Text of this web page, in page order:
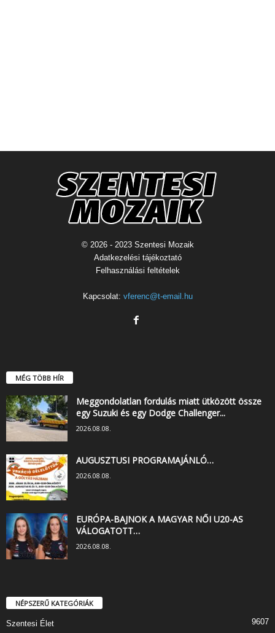
© 2026 - 2023 Szentesi Mozaik
Adatkezelési tájékoztató
Felhasználási feltételek
Kapcsolat: vferenc@t-email.hu
MÉG TÖBB HÍR
Meggondolatlan fordulás miatt ütközött össze
egy Suzuki és egy Dodge Challenger...
2026.08.08.
AUGUSZTUSI PROGRAMAJÁNLÓ…
2026.08.08.
EURÓPA-BAJNOK A MAGYAR NŐI U20-AS
VÁLOGATOTT…
2026.08.08.
NÉPSZERŰ KATEGÓRIÁK
Szentesi Élet 9607